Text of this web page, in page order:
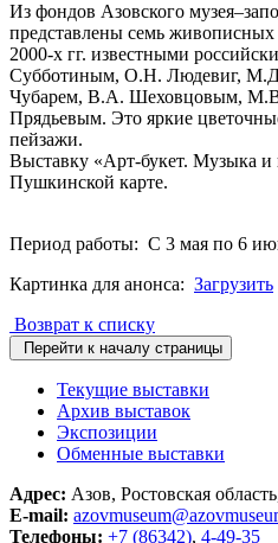
Из фондов Азовского
представлены семь
2000-х гг. известными
Субботиным, О.Н. Людевиг,
Чубарем, В.А. Шеховцовым,
Прядьевым. Это яркие
пейзажи.
Выставку «Арт-букет. Музыка и
Пушкинской карте.
Период работы: С 3 мая по 6
Картинка для анонса: Загрузить
Возврат к списку
Перейти к началу страницы
Текущие выставки
Архив выставок
Экспозиции
Обменные выставки
Адрес: Азов, Ростовская
E-mail:
Телефоны: +7 (86342), 4-49-35